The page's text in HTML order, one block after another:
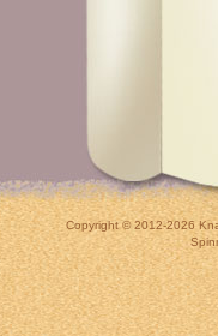
Copyright © 2012-2026